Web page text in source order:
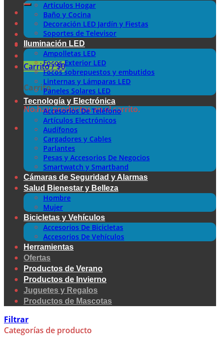
Carrito /$0
Carrito
No hay productos en el carrito.
Articulos Hogar
Baño y Cocina
Decoración LED Jardín y Fiestas
Soportes de Televisor
Iluminación LED
Ampolletas LED
Focos Exterior LED
Focos sobrepuestos y embutidos
Linternas y Lámparas LED
Paneles Solares LED
Tecnología y Electrónica
Accesorios De Teléfono
Artículos Electrónicos
Audífonos
Cargadores y Cables
Parlantes
Pesas y Accesorios De Negocios
Smartwatch y Smartband
Cámaras de Seguridad y Alarmas
Salud Bienestar y Belleza
Hombre
Mujer
Bicicletas y Vehículos
Accesorios De Bicicletas
Accesorios De Vehículos
Herramientas
Ofertas
Productos de Verano
Productos de Invierno
Juguetes y Regalos
Productos de Mascotas
Filtrar
Categorías de producto